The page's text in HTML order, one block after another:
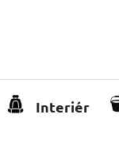
Interiér